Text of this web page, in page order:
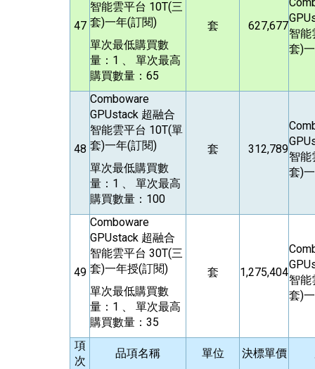
47
智能雲平台 10T(三
套)一年(訂閱)
單次最低購買數
量：1 、 單次最高
購買數量：65
套 627,677
智能
套)
48
Comboware
GPUstack 超融合
智能雲平台 10T(單
套)一年(訂閱)
單次最低購買數
量：1 、 單次最高
購買數量：100
套 312,789
智能
套)
49
Comboware
GPUstack 超融合
智能雲平台 30T(三
套)一年授(訂閱)
單次最低購買數
量：1 、 單次最高
購買數量：35
套 1,275,404
智能
套)
項
次
品項名稱 單位 決標單價